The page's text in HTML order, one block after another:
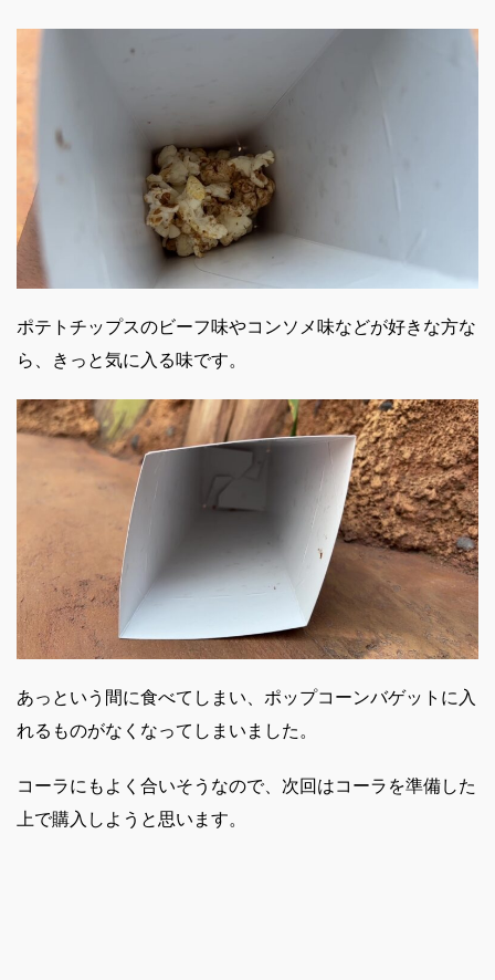
ポテトチップスのビーフ味やコンソメ味などが好きな方な
ら、きっと気に入る味です。
あっという間に食べてしまい、ポップコーンバゲットに入
れるものがなくなってしまいました。
コーラにもよく合いそうなので、次回はコーラを準備した
上で購入しようと思います。